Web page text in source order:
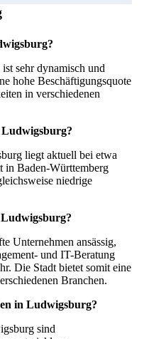
sehr dynamisch und
hohe Beschäftigungsquote
in verschiedenen
Ludwigsburg?
liegt aktuell bei etwa
in Baden-Württemberg
niedrige
Unternehmen ansässig,
und IT-Beratung
Die Stadt bietet somit eine
Branchen.
in Ludwigsburg?
sind